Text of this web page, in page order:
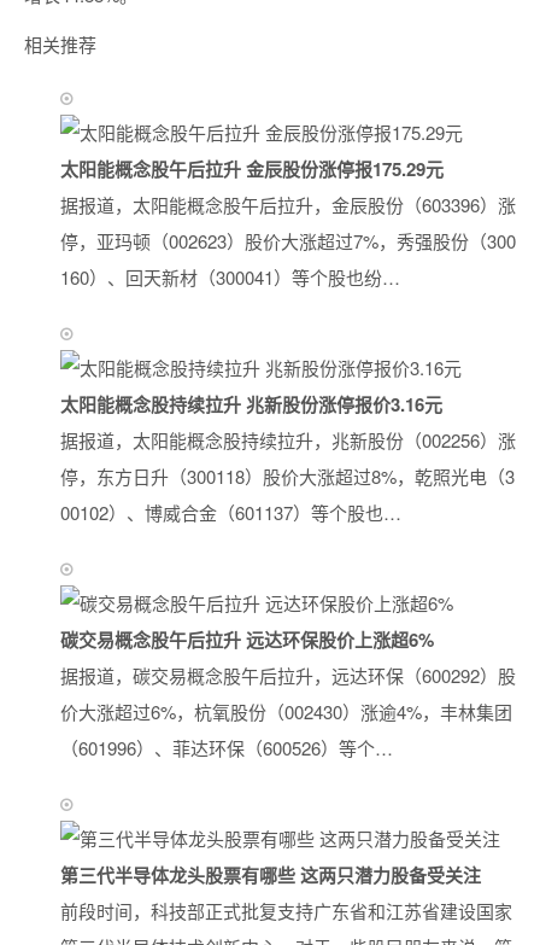
相关推荐
太阳能概念股午后拉升 金辰股份涨停报175.29元
据报道，太阳能概念股午后拉升，金辰股份（603396）涨
停，亚玛顿（002623）股价大涨超过7%，秀强股份（300
160）、回天新材（300041）等个股也纷…
太阳能概念股持续拉升 兆新股份涨停报价3.16元
据报道，太阳能概念股持续拉升，兆新股份（002256）涨
停，东方日升（300118）股价大涨超过8%，乾照光电（3
00102）、博威合金（601137）等个股也…
碳交易概念股午后拉升 远达环保股价上涨超6%
据报道，碳交易概念股午后拉升，远达环保（600292）股
价大涨超过6%，杭氧股份（002430）涨逾4%，丰林集团
（601996）、菲达环保（600526）等个…
第三代半导体龙头股票有哪些 这两只潜力股备受关注
前段时间，科技部正式批复支持广东省和江苏省建设国家